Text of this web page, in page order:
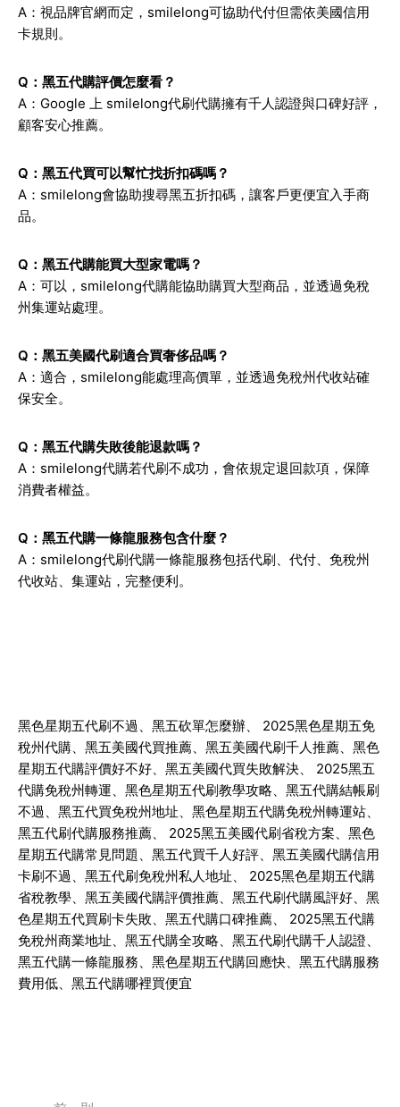
A：視品牌官網而定，smilelong可協助代付但需依美國信用
卡規則。
Q：黑五代購評價怎麼看？
A：Google 上 smilelong代刷代購擁有千人認證與口碑好評，
顧客安心推薦。
Q：黑五代買可以幫忙找折扣碼嗎？
A：smilelong會協助搜尋黑五折扣碼，讓客戶更便宜入手商
品。
Q：黑五代購能買大型家電嗎？
A：可以，smilelong代購能協助購買大型商品，並透過免稅
州集運站處理。
Q：黑五美國代刷適合買奢侈品嗎？
A：適合，smilelong能處理高價單，並透過免稅州代收站確
保安全。
Q：黑五代購失敗後能退款嗎？
A：smilelong代購若代刷不成功，會依規定退回款項，保障
消費者權益。
Q：黑五代購一條龍服務包含什麼？
A：smilelong代刷代購一條龍服務包括代刷、代付、免稅州
代收站、集運站，完整便利。
黑色星期五代刷不過、黑五砍單怎麼辦、 2025黑色星期五免
稅州代購、黑五美國代買推薦、黑五美國代刷千人推薦、黑色
星期五代購評價好不好、黑五美國代買失敗解決、
2025黑五
代購免稅州轉運、黑色星期五代刷教學攻略、黑五代購結帳刷
不過、黑五代買免稅州地址、黑色星期五代購免稅州轉運站、
黑五代刷代購服務推薦、
2025黑五美國代刷省稅方案、黑色
星期五代購常見問題、黑五代買千人好評、黑五美國代購信用
卡刷不過、黑五代刷免稅州私人地址、
2025黑色星期五代購
省稅教學、黑五美國代購評價推薦、黑五代刷代購風評好、黑
色星期五代買刷卡失敗、黑五代購口碑推薦、
2025黑五代購
免稅州商業地址、黑五代購全攻略、黑五代刷代購千人認證、
黑五代購一條龍服務、黑色星期五代購回應快、黑五代購服務
費用低、黑五代購哪裡買便宜